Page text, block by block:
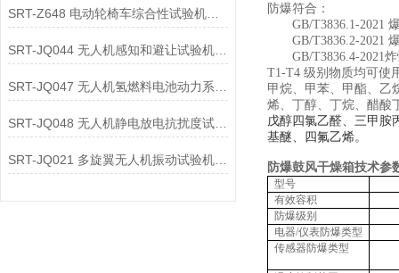
SRT-Z648 电动轮椅车综合性试验机可以用在哪些方面
SRT-JQ044 无人机感知和避让试验机的应用领域有哪些
SRT-JQ048 无人机静电放电抗扰度试验机有哪些特点
SRT-JQ021 多旋翼无人机振动试验机简单介绍 质量保证
防爆符合：
GB/T3836.1-2021
GB/T3836.2-2021
GB/T3836.4-2021
T1-T4 级别物质均可使
甲烷、甲苯、甲酯、乙
烯、丁醇、丁烷、醋酸
戊醇四氯乙醛、三甲胺
基醚、四氟乙烯。
防爆鼓风干燥箱技术参
型号
有效容积
防爆级别
电器/仪表防爆类型
传感器防爆类型